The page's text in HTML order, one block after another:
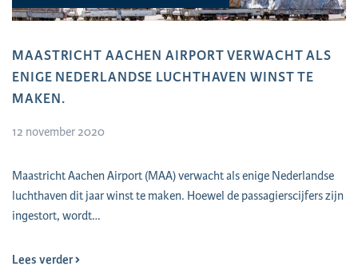
MAASTRICHT AACHEN AIRPORT VERWACHT ALS
ENIGE NEDERLANDSE LUCHTHAVEN WINST TE
MAKEN.
12 november 2020
Maastricht Aachen Airport (MAA) verwacht als enige Nederlandse
luchthaven dit jaar winst te maken. Hoewel de passagierscijfers zijn
ingestort, wordt…
Lees verder